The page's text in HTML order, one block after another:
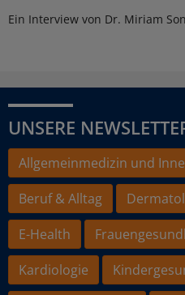
Ein Interview von Dr. Miriam
UNSERE
Allgemeinmedizin und
Beruf & Alltag
E-Health
Kardiologie